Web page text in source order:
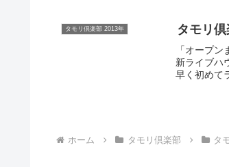
タモリ倶楽部 2013年 タモリ
「オープ
新ライブハ
早く初めて
ホーム タモリ倶楽部 タ